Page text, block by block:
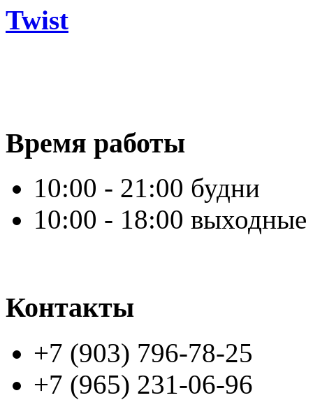
Twist
Время работы
10:00 - 21:00 будни
10:00 - 18:00 выходные
Контакты
+7 (903) 796-78-25
+7 (965) 231-06-96